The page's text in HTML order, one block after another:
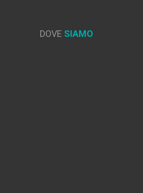
DOVE SIAMO